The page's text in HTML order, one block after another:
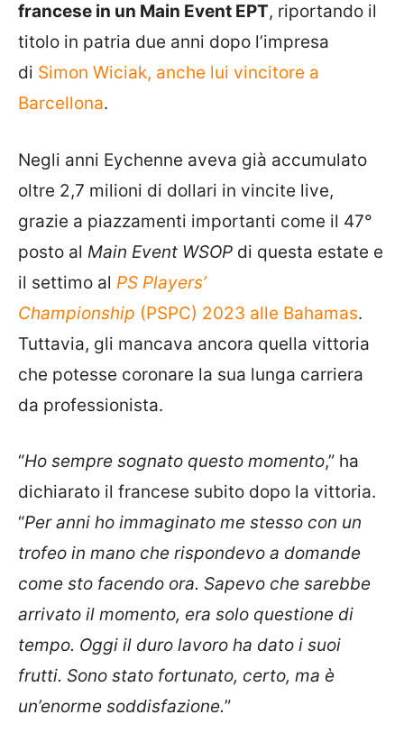
francese in un Main Event EPT, riportando il
titolo in patria due anni dopo l’impresa
di Simon Wiciak, anche lui vincitore a
Barcellona.
Negli anni Eychenne aveva già accumulato
oltre 2,7 milioni di dollari in vincite live,
grazie a piazzamenti importanti come il 47°
posto al Main Event WSOP di questa estate e
il settimo al PS Players’
Championship (PSPC) 2023 alle Bahamas.
Tuttavia, gli mancava ancora quella vittoria
che potesse coronare la sua lunga carriera
da professionista.
“Ho sempre sognato questo momento,” ha
dichiarato il francese subito dopo la vittoria.
“Per anni ho immaginato me stesso con un
trofeo in mano che rispondevo a domande
come sto facendo ora. Sapevo che sarebbe
arrivato il momento, era solo questione di
tempo. Oggi il duro lavoro ha dato i suoi
frutti. Sono stato fortunato, certo, ma è
un’enorme soddisfazione.”